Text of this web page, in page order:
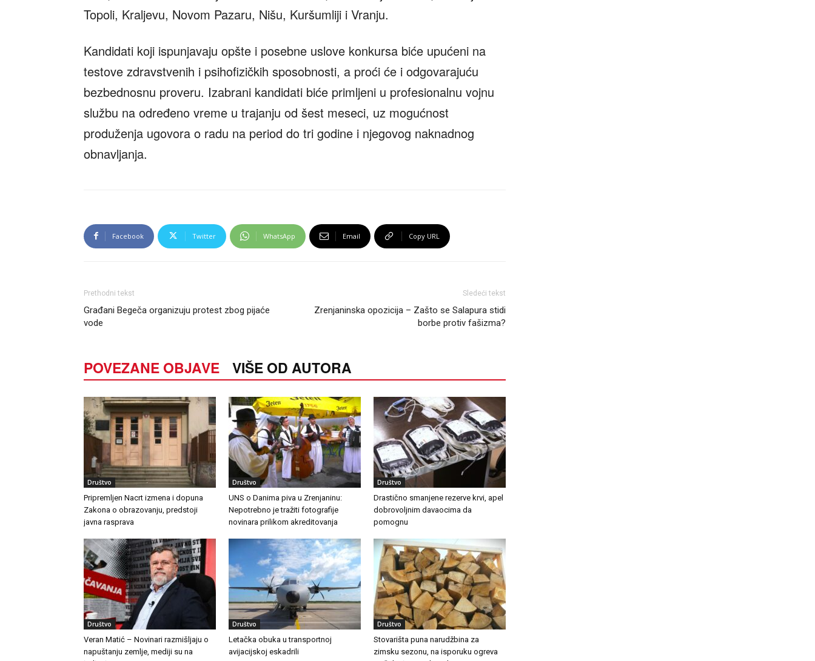
Topoli, Kraljevu, Novom Pazaru, Nišu, Kuršumliji i Vranju.
Kandidati koji ispunjavaju opšte i posebne uslove konkursa biće upućeni na
testove zdravstvenih i psihofizičkih sposobnosti, a proći će i odgovarajuću
bezbednosnu proveru. Izabrani kandidati biće primljeni u profesionalnu vojnu
službu na određeno vreme u trajanju od šest meseci, uz mogućnost
produženja ugovora o radu na period do tri godine i njegovog naknadnog
obnavljanja.
Facebook Twitter WhatsApp Email Copy URL
Prethodni tekst
Građani Begeča organizuju protest zbog pijaće
vode
Sledeći tekst
Zrenjaninska opozicija – Zašto se Salapura stidi
borbe protiv fašizma?
POVEZANE OBJAVE VIŠE OD AUTORA
Društvo
Pripremljen Nacrt izmena i dopuna
Zakona o obrazovanju, predstoji
javna rasprava
Društvo
UNS o Danima piva u Zrenjaninu:
Nepotrebno je tražiti fotografije
novinara prilikom akreditovanja
Društvo
Drastično smanjene rezerve krvi, apel
dobrovoljnim davaocima da
pomognu
Društvo
Veran Matić – Novinari razmišljaju o
napuštanju zemlje, mediji su na
Društvo
Letačka obuka u transportnoj
avijacijskoj eskadrili
Društvo
Stovarišta puna narudžbina za
zimsku sezonu, na isporuku ogreva